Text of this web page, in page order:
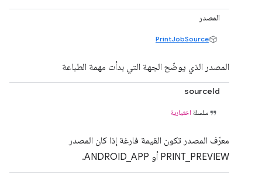
المصدر
PrintJobSource
المصدر الذي يوضّح الجهة التي بدأت مهمة الطباعة
sourceId
سلسلة اختيارية
معرّف المصدر تكون القيمة فارغة إذا كان المصدر
PRINT_PREVIEW أو ANDROID_APP.